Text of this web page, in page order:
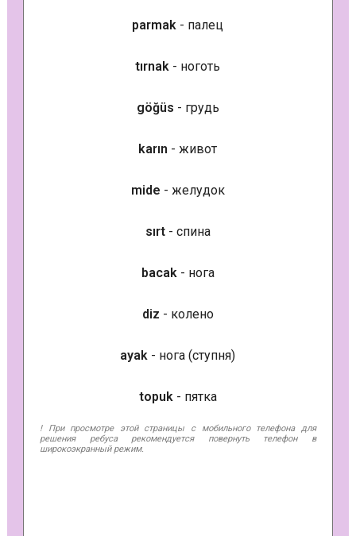
parmak - палец
tırnak - ноготь
göğüs - грудь
karın - живот
mide - желудок
sırt- спина
bacak- нога
diz - колено
ayak - нога (ступня)
topuk- пятка
! При просмотре этой страницы с мобильного телефона для
решения ребуса рекомендуется повернуть телефон в
широкоэкранный режим.